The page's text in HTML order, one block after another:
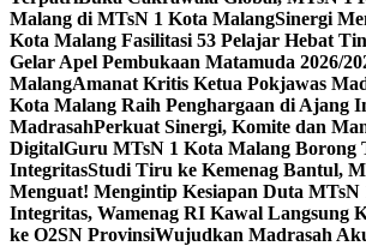
Malang di MTsN 1 Kota MalangSinergi
Kota Malang Fasilitasi 53 Pelajar Hebat
Gelar Apel Pembukaan Matamuda 2026/
MalangAmanat Kritis Ketua Pokjawas
Kota Malang Raih Penghargaan di Ajang
MadrasahPerkuat Sinergi, Komite dan
DigitalGuru MTsN 1 Kota Malang Borong
IntegritasStudi Tiru ke Kemenag Bantul,
Menguat! Mengintip Kesiapan Duta
Integritas, Wamenag RI Kawal Langsung
ke O2SN ProvinsiWujudkan Madrasah